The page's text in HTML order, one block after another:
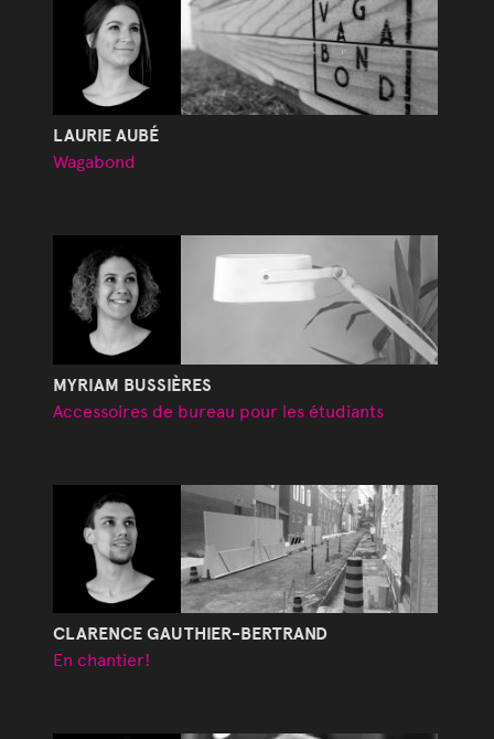
LAURIE AUBÉ
Wagabond
MYRIAM BUSSIÈRES
Accessoires de bureau pour les étudiants
CLARENCE GAUTHIER-BERTRAND
En chantier!